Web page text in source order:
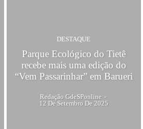
DESTAQUE
Parque Ecológico do Tietê
recebe mais uma edição do
“Vem Passarinhar” em Barueri
Redação GdeSPonline -
12 De Setembro De 2025